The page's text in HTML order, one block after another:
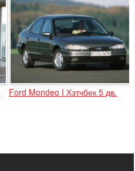
Ford Mondeo I Хэтчбек 5 дв.